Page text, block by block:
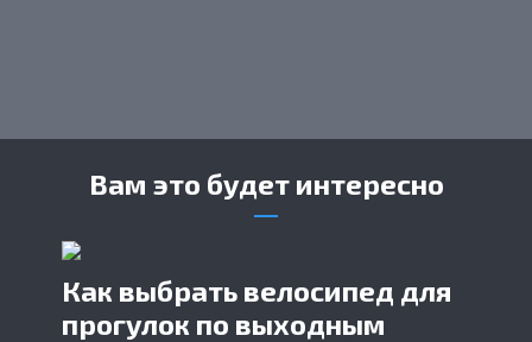
Вам это будет интересно
Как выбрать велосипед для
прогулок по выходным